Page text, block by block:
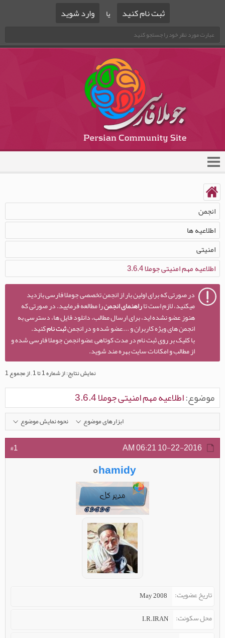
ثبت نام کنید یا وارد شوید
انجمن
اطلاعیه ها
امنیتی
اطلاعیه مهم امنیتی جوملا 3.6.4
در صورتی که برای اولین بار از انجمن تخصصی جوملا فارسی بازدید
میکنید، لازم است تاراهنمای انجمنرا مطالعه فرمایید. در صورتی که
هنوز عضو نشده اید، برای ارسال مطالب، دانلود فایل ها، دسترسی به
انجمن های ویژه کاربران و ...عضو شده و در انجمنثبت نامکنید.
با کلیک بر روی ثبت نام در مدت کوتاهی عضو انجمن جوملا فارسی شده و
از مطالب و امکانات سایت بهره مند شوید.
نمایش نتایج: از شماره 1 تا 1 , از مجموع 1
موضوع:اطلاعیه مهم امنیتی جوملا 3.6.4
ابزارهای موضوع نحوه نمایش موضوع
10-22-2016
06:21 AM
#1
hamidy
تاریخ عضویت May 2008
محل سکونت I.R.IRAN